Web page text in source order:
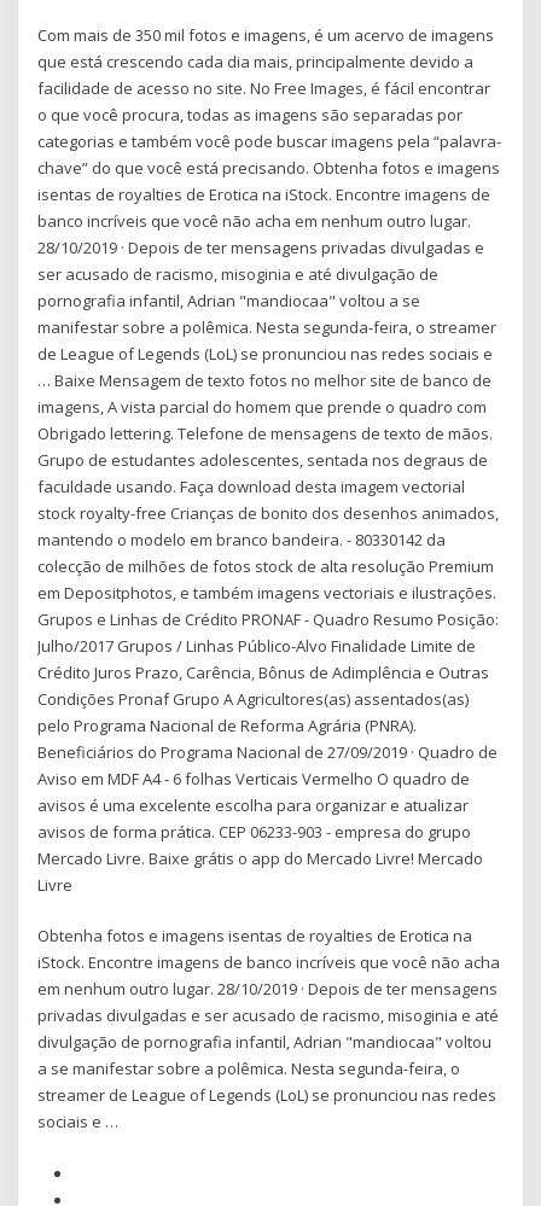
Com mais de 350 mil fotos e imagens, é um acervo de imagens
que está crescendo cada dia mais, principalmente devido a
facilidade de acesso no site. No Free Images, é fácil encontrar
o que você procura, todas as imagens são separadas por
categorias e também você pode buscar imagens pela “palavra-
chave” do que você está precisando. Obtenha fotos e imagens
isentas de royalties de Erotica na iStock. Encontre imagens de
banco incríveis que você não acha em nenhum outro lugar.
28/10/2019 · Depois de ter mensagens privadas divulgadas e
ser acusado de racismo, misoginia e até divulgação de
pornografia infantil, Adrian "mandiocaa" voltou a se
manifestar sobre a polêmica. Nesta segunda-feira, o streamer
de League of Legends (LoL) se pronunciou nas redes sociais e
… Baixe Mensagem de texto fotos no melhor site de banco de
imagens, A vista parcial do homem que prende o quadro com
Obrigado lettering. Telefone de mensagens de texto de mãos.
Grupo de estudantes adolescentes, sentada nos degraus de
faculdade usando. Faça download desta imagem vectorial
stock royalty-free Crianças de bonito dos desenhos animados,
mantendo o modelo em branco bandeira. - 80330142 da
colecção de milhões de fotos stock de alta resolução Premium
em Depositphotos, e também imagens vectoriais e ilustrações.
Grupos e Linhas de Crédito PRONAF - Quadro Resumo Posição:
Julho/2017 Grupos / Linhas Público-Alvo Finalidade Limite de
Crédito Juros Prazo, Carência, Bônus de Adimplência e Outras
Condições Pronaf Grupo A Agricultores(as) assentados(as)
pelo Programa Nacional de Reforma Agrária (PNRA).
Beneficiários do Programa Nacional de 27/09/2019 · Quadro de
Aviso em MDF A4 - 6 folhas Verticais Vermelho O quadro de
avisos é uma excelente escolha para organizar e atualizar
avisos de forma prática. CEP 06233-903 - empresa do grupo
Mercado Livre. Baixe grátis o app do Mercado Livre! Mercado
Livre
Obtenha fotos e imagens isentas de royalties de Erotica na
iStock. Encontre imagens de banco incríveis que você não acha
em nenhum outro lugar. 28/10/2019 · Depois de ter mensagens
privadas divulgadas e ser acusado de racismo, misoginia e até
divulgação de pornografia infantil, Adrian "mandiocaa" voltou
a se manifestar sobre a polêmica. Nesta segunda-feira, o
streamer de League of Legends (LoL) se pronunciou nas redes
sociais e …